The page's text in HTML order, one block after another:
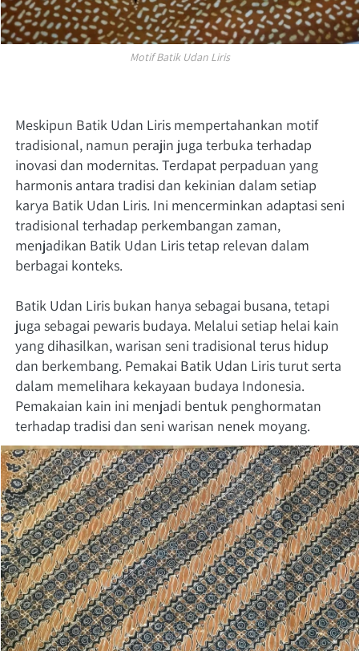
Motif Batik Udan Liris
Meskipun Batik Udan Liris mempertahankan motif
tradisional, namun perajin juga terbuka terhadap
inovasi dan modernitas. Terdapat perpaduan yang
harmonis antara tradisi dan kekinian dalam setiap
karya Batik Udan Liris. Ini mencerminkan adaptasi seni
tradisional terhadap perkembangan zaman,
menjadikan Batik Udan Liris tetap relevan dalam
berbagai konteks.
Batik Udan Liris bukan hanya sebagai busana, tetapi
juga sebagai pewaris budaya. Melalui setiap helai kain
yang dihasilkan, warisan seni tradisional terus hidup
dan berkembang. Pemakai Batik Udan Liris turut serta
dalam memelihara kekayaan budaya Indonesia.
Pemakaian kain ini menjadi bentuk penghormatan
terhadap tradisi dan seni warisan nenek moyang.